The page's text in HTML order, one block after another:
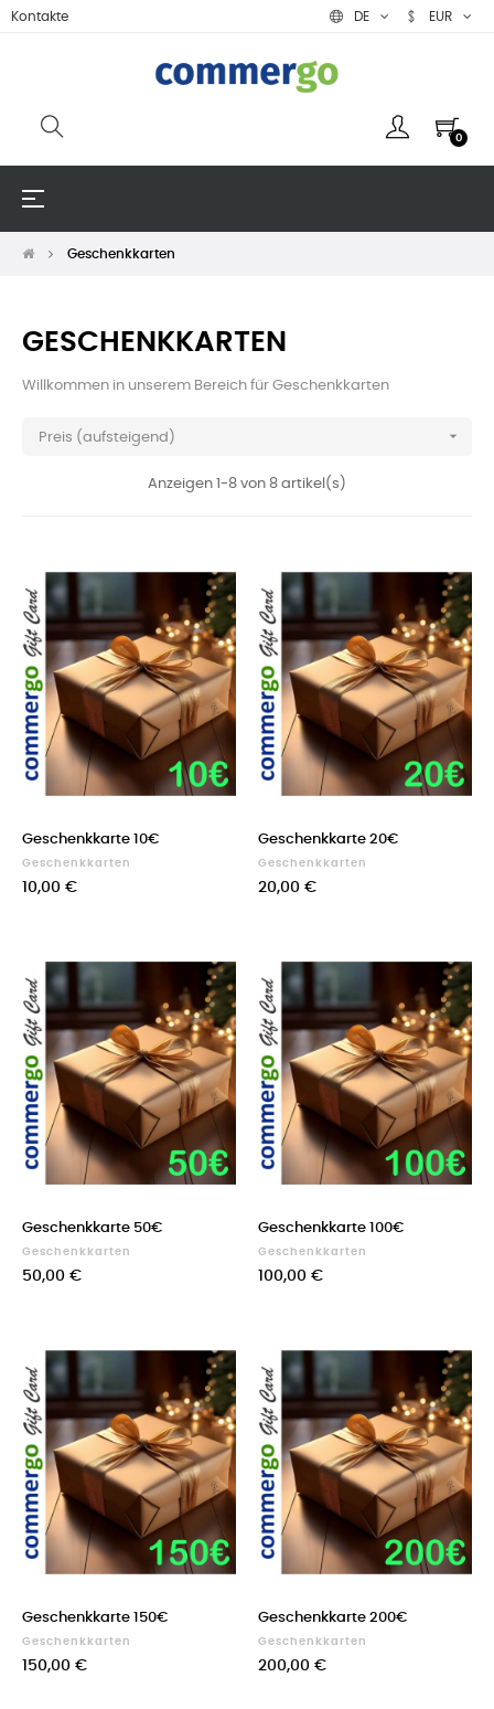
Kontakte DE EUR
0
Umschalten
☰
Geschenkkarten
GESCHENKKARTEN
Willkommen in unserem Bereich für Geschenkkarten
Preis (aufsteigend) 
Anzeigen 1-8 von 8 artikel(s)
Geschenkkarte 10€
Geschenkkarten
10,00 €
Geschenkkarte 20€
Geschenkkarten
20,00 €
Geschenkkarte 50€
Geschenkkarten
50,00 €
Geschenkkarte 100€
Geschenkkarten
100,00 €
Geschenkkarte 150€
Geschenkkarten
150,00 €
Geschenkkarte 200€
Geschenkkarten
200,00 €